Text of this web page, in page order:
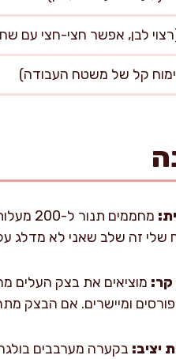
שלי זה שלב שאני לא מדלג
קר: מוציאים את בצק העלים
אם הבצק מתחיל להתרכך
יציב: בקערה מערבבים